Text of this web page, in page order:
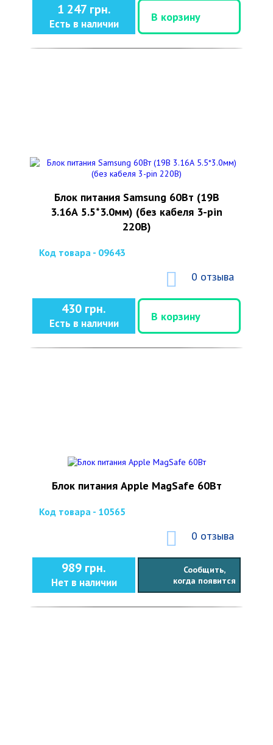
1 247 грн.
Есть в наличии
В корзину
Блок питания Samsung 60Вт (19В
3.16А 5.5*3.0мм) (без кабеля 3-pin
220В)
Код товара - 09643
0 отзыва
430 грн.
Есть в наличии
В корзину
Блок питания Apple MagSafe 60Вт
Код товара - 10565
0 отзыва
989 грн.
Нет в наличии
Сообщить,
когда появится